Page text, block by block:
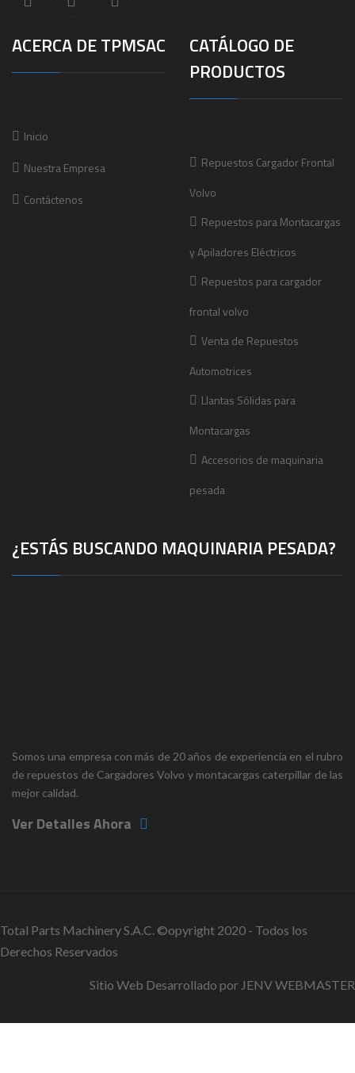
ACERCA DE TPMSAC
Inicio
Nuestra Empresa
Contáctenos
CATÁLOGO DE
PRODUCTOS
Repuestos Cargador Frontal
Volvo
Repuestos para Montacargas
y Apiladores Eléctricos
Repuestos para cargador
frontal volvo
Venta de Repuestos
Automotrices
Llantas Sólidas para
Montacargas
Accesorios de maquinaria
pesada
¿ESTÁS BUSCANDO MAQUINARIA PESADA?
Somos una empresa con más de 20 años de experiencia en el rubro
de repuestos de Cargadores Volvo y montacargas caterpillar de las
mejor calidad.
Ver Detalles Ahora
Total Parts Machinery S.A.C. ©opyright 2020 - Todos los
Derechos Reservados
Sitio Web Desarrollado por JENV WEBMASTER